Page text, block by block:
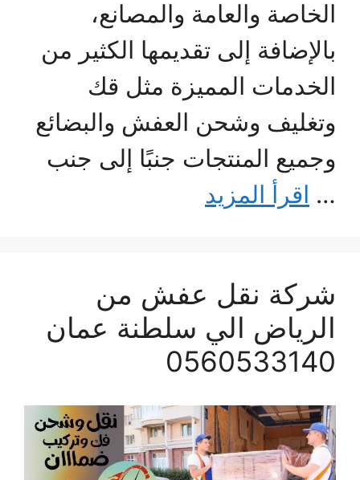
الخاصة والعامة والمصانع،
بالإضافة إلى تقديمها الكثير من
الخدمات المميزة مثل قك
وتغليف وشحن العفش والبضائع
وجميع المنتجات جنبًا إلى جنب
… اقرأ المزيد
شركة نقل عفش من
الرياض الي سلطنة عمان
0560533140